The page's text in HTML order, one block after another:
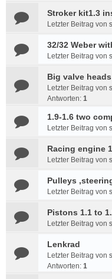
Stroker kit1.3
Letzter Beitrag von
32/32 Weber
Letzter Beitrag von
Big valve
Letzter Beitrag von
Antworten: 1
1.9-1.6 two
Letzter Beitrag von
Racing engine
Letzter Beitrag von
Pulleys
Letzter Beitrag von
Pistons 1.1 to
Letzter Beitrag von
Lenkrad
Letzter Beitrag von
Antworten: 1